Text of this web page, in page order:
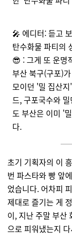
🎤 에디터: 듣고
탄수화물 파티의
😎 : 그게 또 운명
부산 북구(구포)
모이던 '밀 집산
드, 구포국수와
도 부산은 이미 '
다.
초기 기획자의 이
번 파스타와 빵 앞
었습니다. 어차피
제대로 즐기는 게
이, 지난 주말 부산
으로 피워냈는지